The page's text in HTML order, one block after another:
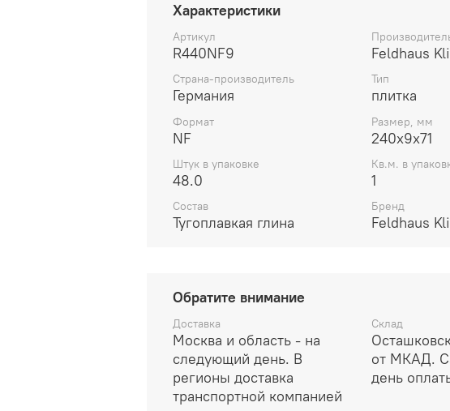
шероховатости лёгких недоумений и
шикарный интерьер. А отделать фасад?
будней? Очень нравится… Ведь он
вашего дома… под защитой нашего клинкера.
Характеристики
Артикул
R440NF9 Feldhaus
Страна-производитель
Германия
Тип
плитка
Формат
NF
Размер, мм
240x9x71
Штук в упаковке
48.0
Кв.м. в
1
Состав
Тугоплавкая глина
Бренд
Feldhaus
Обратите внимание
Доставка
Москва и область - на
следующий день. В
регионы доставка
транспортной компанией
Склад
от МКАД.
день